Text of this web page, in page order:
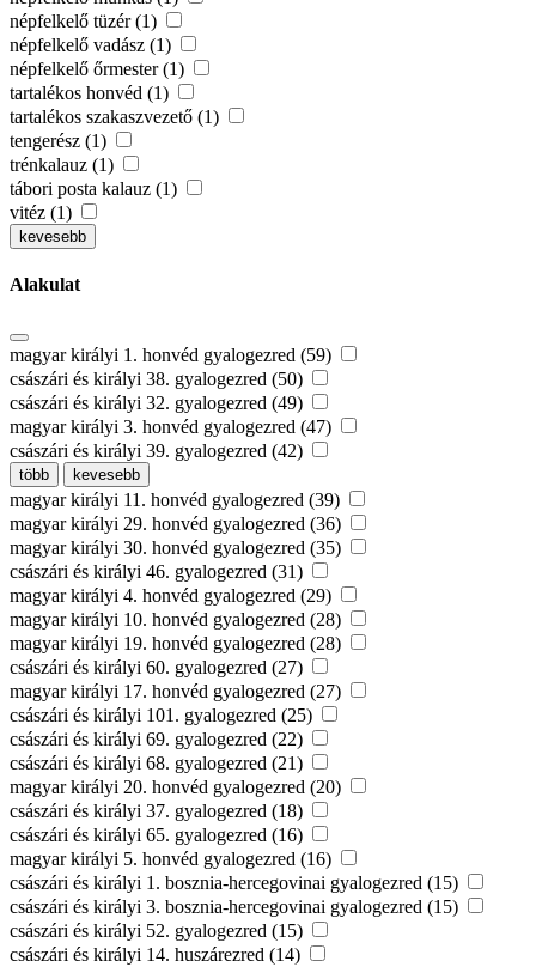
népfelkelő tüzér (1)
népfelkelő vadász (1)
népfelkelő őrmester (1)
tartalékos honvéd (1)
tartalékos szakaszvezető (1)
tengerész (1)
trénkalauz (1)
tábori posta kalauz (1)
vitéz (1)
kevesebb
Alakulat
magyar királyi 1. honvéd gyalogezred (59)
császári és királyi 38. gyalogezred (50)
császári és királyi 32. gyalogezred (49)
magyar királyi 3. honvéd gyalogezred (47)
császári és királyi 39. gyalogezred (42)
több kevesebb
magyar királyi 11. honvéd gyalogezred (39)
magyar királyi 29. honvéd gyalogezred (36)
magyar királyi 30. honvéd gyalogezred (35)
császári és királyi 46. gyalogezred (31)
magyar királyi 4. honvéd gyalogezred (29)
magyar királyi 10. honvéd gyalogezred (28)
magyar királyi 19. honvéd gyalogezred (28)
császári és királyi 60. gyalogezred (27)
magyar királyi 17. honvéd gyalogezred (27)
császári és királyi 101. gyalogezred (25)
császári és királyi 69. gyalogezred (22)
császári és királyi 68. gyalogezred (21)
magyar királyi 20. honvéd gyalogezred (20)
császári és királyi 37. gyalogezred (18)
császári és királyi 65. gyalogezred (16)
magyar királyi 5. honvéd gyalogezred (16)
császári és királyi 1. bosznia-hercegovinai gyalogezred (15)
császári és királyi 3. bosznia-hercegovinai gyalogezred (15)
császári és királyi 52. gyalogezred (15)
császári és királyi 14. huszárezred (14)